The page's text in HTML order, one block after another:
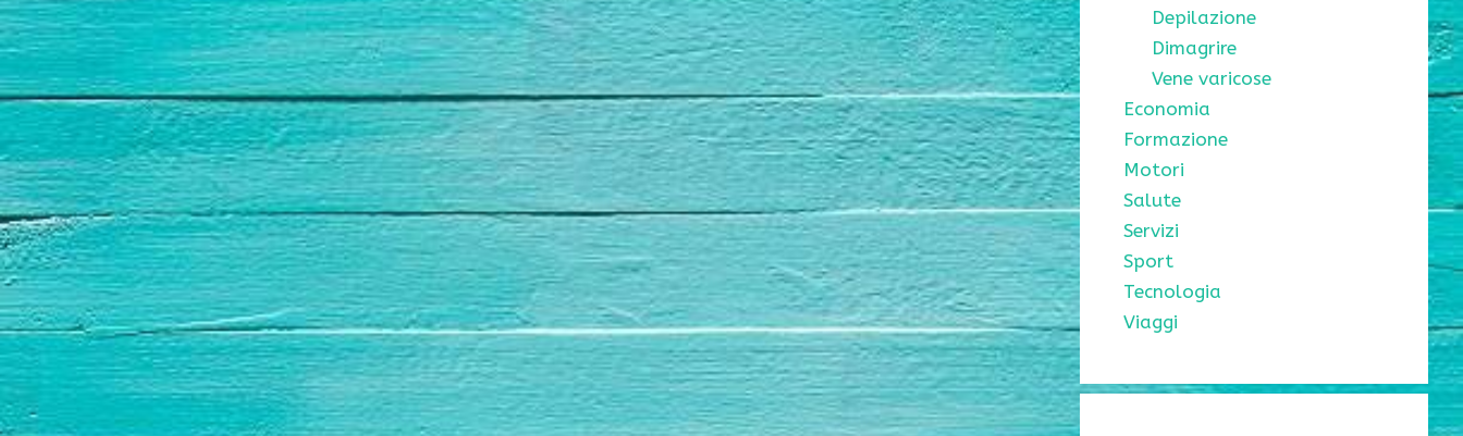
Depilazione
Dimagrire
Vene varicose
Economia
Formazione
Motori
Salute
Servizi
Sport
Tecnologia
Viaggi